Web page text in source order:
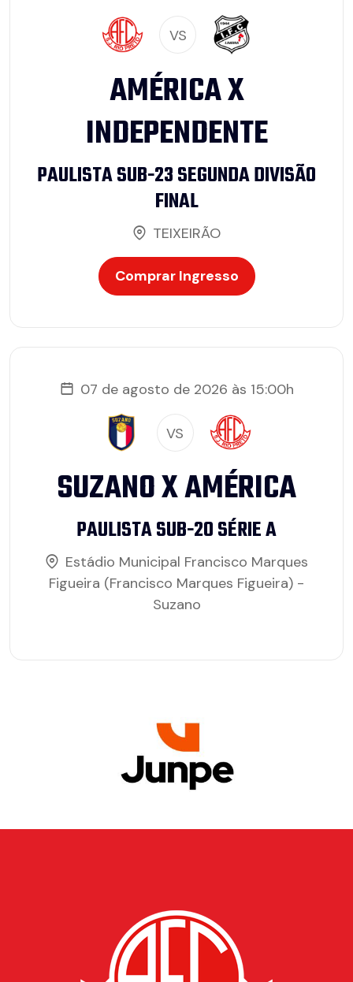
VS
AMÉRICA X
INDEPENDENTE
PAULISTA SUB-23 SEGUNDA DIVISÃO
FINAL
TEIXEIRÃO
Comprar Ingresso
07 de agosto de 2026 às 15:00h
VS
SUZANO X AMÉRICA
PAULISTA SUB-20 SÉRIE A
Estádio Municipal Francisco Marques
Figueira (Francisco Marques Figueira) -
Suzano